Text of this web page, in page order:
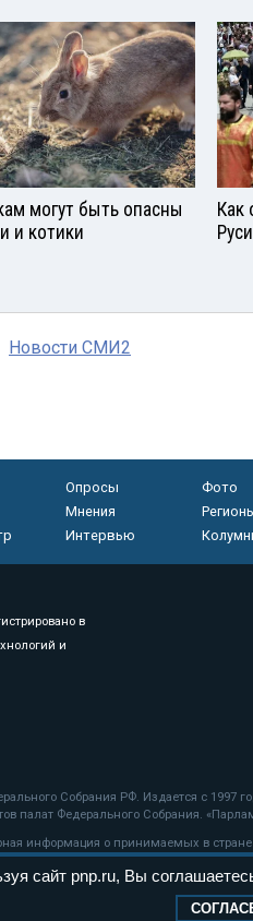
могут быть опасны
и котики
Как
Новости СМИ2
Опросы
Фото
Мнения
Интервью
в
и
Собрания РФ. Издается с
палат Федерального Собрания.
информация о принимаемых в
сайт pnp.ru, Вы